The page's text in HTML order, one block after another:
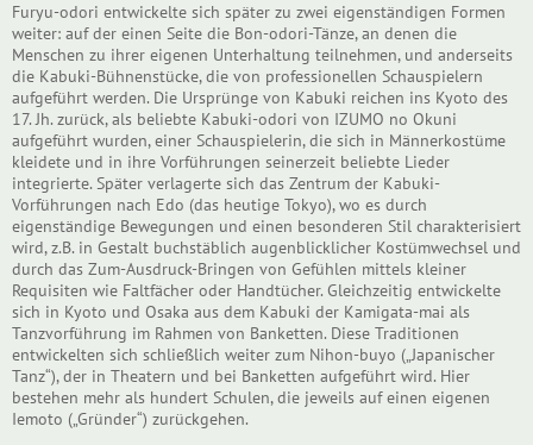
Furyu-odori entwickelte sich später zu zwei eigenständigen Formen
weiter: auf der einen Seite die Bon-odori-Tänze, an denen die
Menschen zu ihrer eigenen Unterhaltung teilnehmen, und anderseits
die Kabuki-Bühnenstücke, die von professionellen Schauspielern
aufgeführt werden. Die Ursprünge von Kabuki reichen ins Kyoto des
17. Jh. zurück, als beliebte Kabuki-odori von IZUMO no Okuni
aufgeführt wurden, einer Schauspielerin, die sich in Männerkostüme
kleidete und in ihre Vorführungen seinerzeit beliebte Lieder
integrierte. Später verlagerte sich das Zentrum der Kabuki-
Vorführungen nach Edo (das heutige Tokyo), wo es durch
eigenständige Bewegungen und einen besonderen Stil charakterisiert
wird, z.B. in Gestalt buchstäblich augenblicklicher Kostümwechsel und
durch das Zum-Ausdruck-Bringen von Gefühlen mittels kleiner
Requisiten wie Faltfächer oder Handtücher. Gleichzeitig entwickelte
sich in Kyoto und Osaka aus dem Kabuki der Kamigata-mai als
Tanzvorführung im Rahmen von Banketten. Diese Traditionen
entwickelten sich schließlich weiter zum Nihon-buyo („Japanischer
Tanz“), der in Theatern und bei Banketten aufgeführt wird. Hier
bestehen mehr als hundert Schulen, die jeweils auf einen eigenen
Iemoto („Gründer“) zurückgehen.